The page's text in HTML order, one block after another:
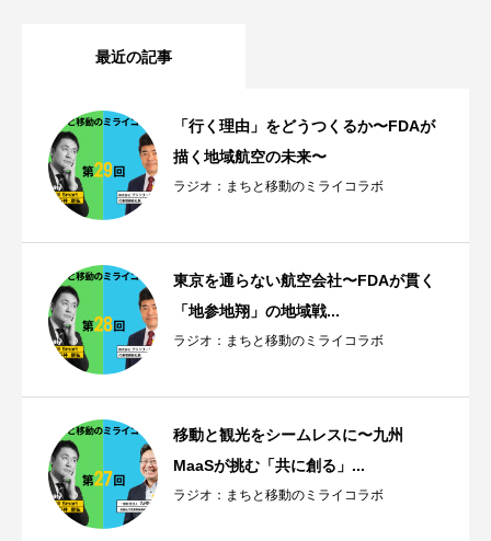
最近の記事
「行く理由」をどうつくるか〜FDAが
描く地域航空の未来〜
ラジオ：まちと移動のミライコラボ
東京を通らない航空会社〜FDAが貫く
「地参地翔」の地域戦...
ラジオ：まちと移動のミライコラボ
移動と観光をシームレスに〜九州
MaaSが挑む「共に創る」...
ラジオ：まちと移動のミライコラボ